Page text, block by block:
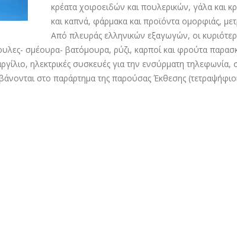
κρέατα χοιροειδών και πουλερικών, γάλα και
και καπνά, φάρµακα και προϊόντα οµορφιάς,
Από πλευράς ελληνικών εξαγωγών, οι
σµέουρα- βατόµουρα, ρύζι, καρποί και φρούτα
ηλεκτρικές συσκευές για την ενσύρµατη τηλεφωνία,
στο παράρτηµα της παρούσας Έκθεσης